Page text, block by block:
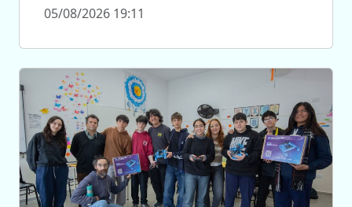
05/08/2026 19:11